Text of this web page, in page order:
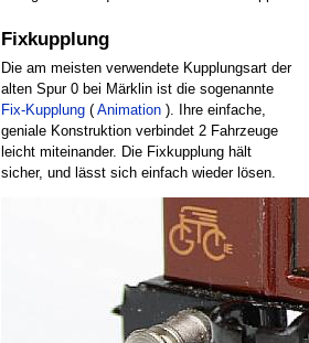
Fixkupplung
Die am meisten verwendete Kupplungsart der
alten Spur 0 bei Märklin ist die sogenannte
Fix-Kupplung( Animation). Ihre einfache,
geniale Konstruktion verbindet 2 Fahrzeuge
leicht miteinander. Die Fixkupplung hält
sicher, und lässt sich einfach wieder lösen.